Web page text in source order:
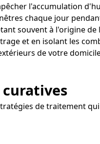
l'accumulation
chaque jour
souvent à l'origine de
et en isolant les
de votre
de traitement